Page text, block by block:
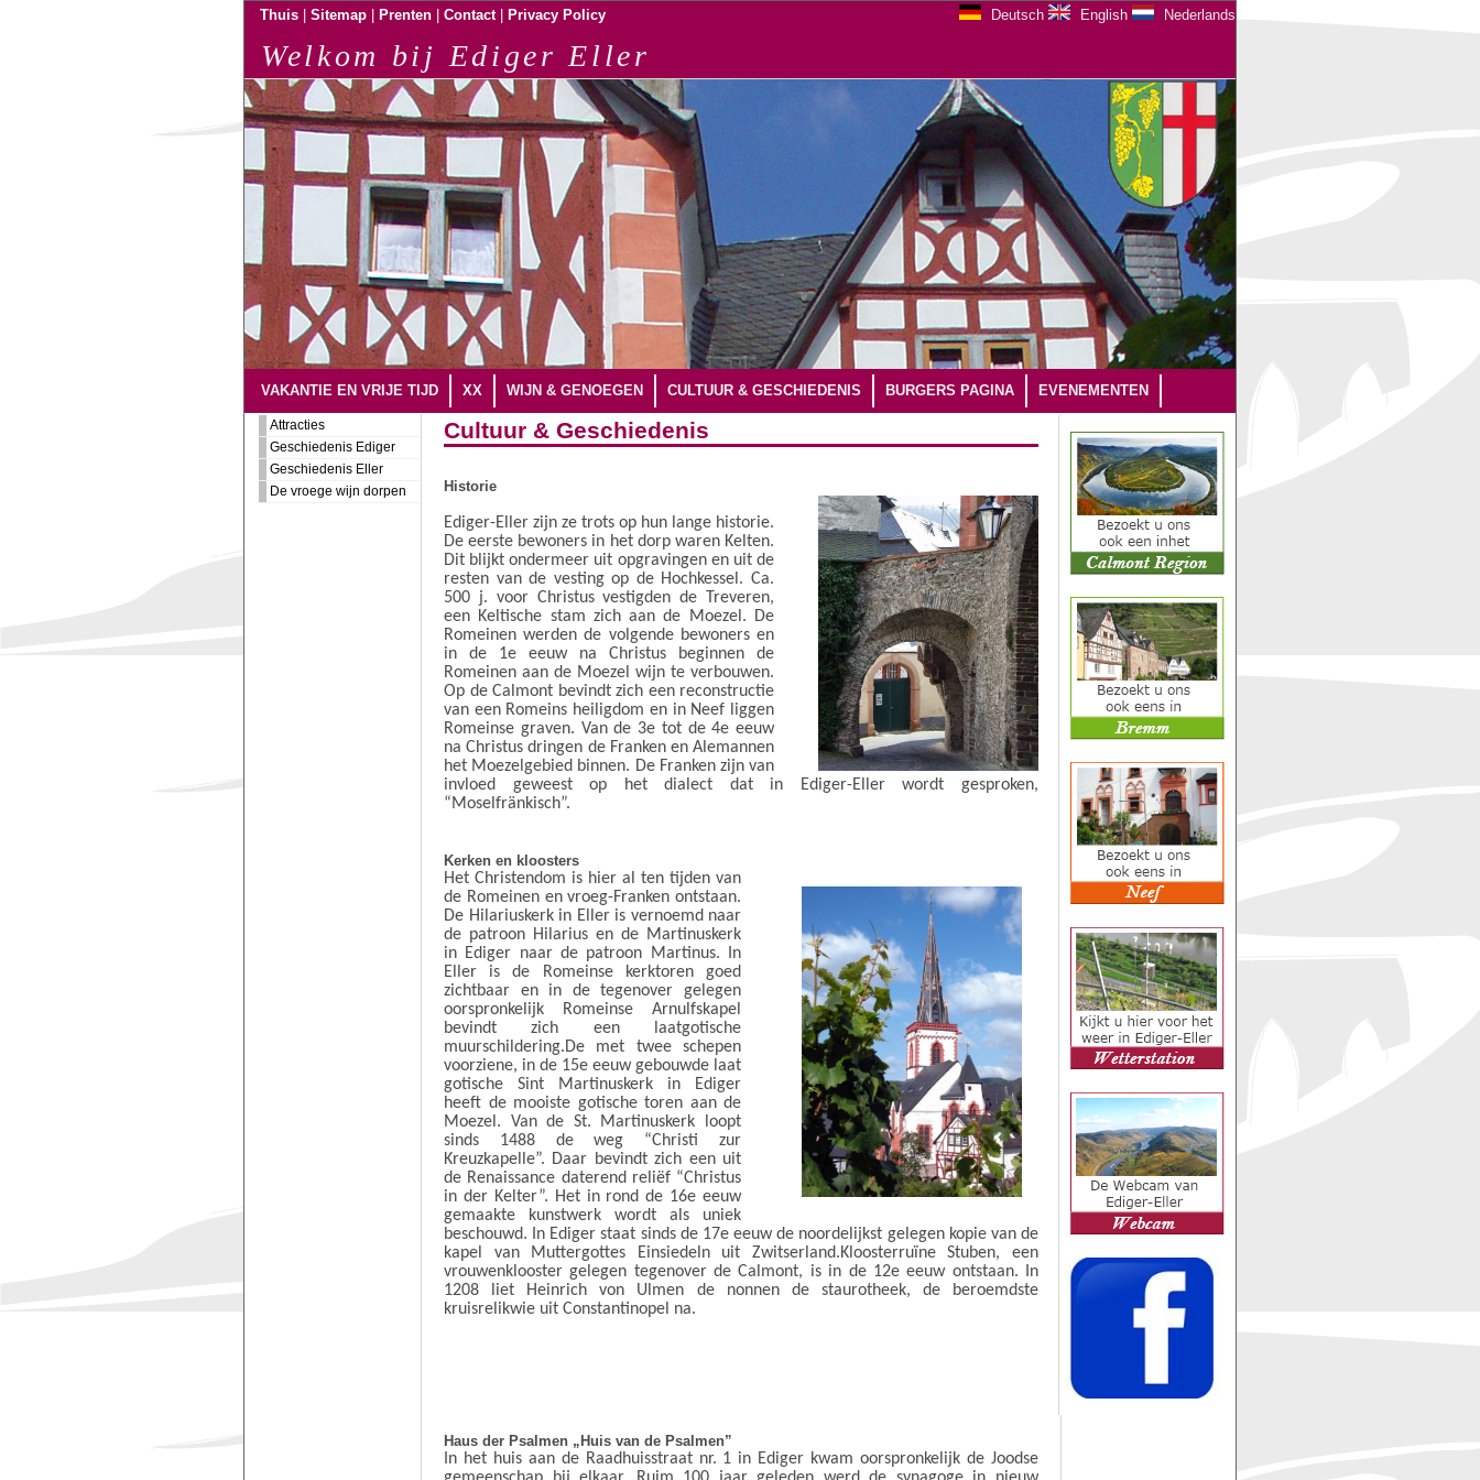
Deutsch English Nederlands
Thuis Sitemap Prenten Contact Privacy Policy
Welkom bij Ediger Eller
VAKANTIE EN VRIJE TIJD XX WIJN & GENOEGEN CULTUUR & GESCHIEDENIS BURGERS PAGINA EVENEMENTEN
Attracties
Geschiedenis Ediger
Geschiedenis Eller
De vroege wijn dorpen
Cultuur & Geschiedenis
Historie
Ediger-Eller zijn ze trots op hun lange historie.
De eerste bewoners in het dorp waren Kelten.
Dit blijkt ondermeer uit opgravingen en uit de
resten van de vesting op de Hochkessel. Ca.
500 j. voor Christus vestigden de Treveren,
een Keltische stam zich aan de Moezel. De
Romeinen werden de volgende bewoners en
in de 1e eeuw na Christus beginnen de
Romeinen aan de Moezel wijn te verbouwen.
Op de Calmont bevindt zich een reconstructie
van een Romeins heiligdom en in Neef liggen
Romeinse graven. Van de 3e tot de 4e eeuw
na Christus dringen de Franken en Alemannen
het Moezelgebied binnen. De Franken zijn van
invloed geweest op het dialect dat in Ediger-Eller wordt gesproken,
“Moselfränkisch”.
Kerken en kloosters
Het Christendom is hier al ten tijden van
de Romeinen en vroeg-Franken ontstaan.
De Hilariuskerk in Eller is vernoemd naar
de patroon Hilarius en de Martinuskerk
in Ediger naar de patroon Martinus. In
Eller is de Romeinse kerktoren goed
zichtbaar en in de tegenover gelegen
oorspronkelijk Romeinse Arnulfskapel
bevindt zich een laatgotische
muurschildering.De met twee schepen
voorziene, in de 15e eeuw gebouwde laat
gotische Sint Martinuskerk in Ediger
heeft de mooiste gotische toren aan de
Moezel. Van de St. Martinuskerk loopt
sinds 1488 de weg “Christi zur
Kreuzkapelle”. Daar bevindt zich een uit
de Renaissance daterend reliëf “Christus
in der Kelter”. Het in rond de 16e eeuw
gemaakte kunstwerk wordt als uniek
beschouwd. In Ediger staat sinds de 17e eeuw de noordelijkst gelegen kopie van de
kapel van Muttergottes Einsiedeln uit Zwitserland.Kloosterruïne Stuben, een
vrouwenklooster gelegen tegenover de Calmont, is in de 12e eeuw ontstaan. In
1208 liet Heinrich von Ulmen de nonnen de staurotheek, de beroemdste
kruisrelikwie uit Constantinopel na.
Haus der Psalmen „Huis van de Psalmen”
In het huis aan de Raadhuisstraat nr. 1 in Ediger kwam oorspronkelijk de Joodse